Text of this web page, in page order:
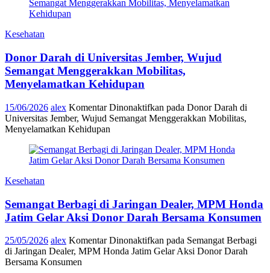
Kesehatan
Donor Darah di Universitas Jember, Wujud
Semangat Menggerakkan Mobilitas,
Menyelamatkan Kehidupan
15/06/2026 alex Komentar Dinonaktifkan pada Donor Darah di
Universitas Jember, Wujud Semangat Menggerakkan Mobilitas,
Menyelamatkan Kehidupan
Kesehatan
Semangat Berbagi di Jaringan Dealer, MPM Honda
Jatim Gelar Aksi Donor Darah Bersama Konsumen
25/05/2026 alex Komentar Dinonaktifkan pada Semangat Berbagi
di Jaringan Dealer, MPM Honda Jatim Gelar Aksi Donor Darah
Bersama Konsumen